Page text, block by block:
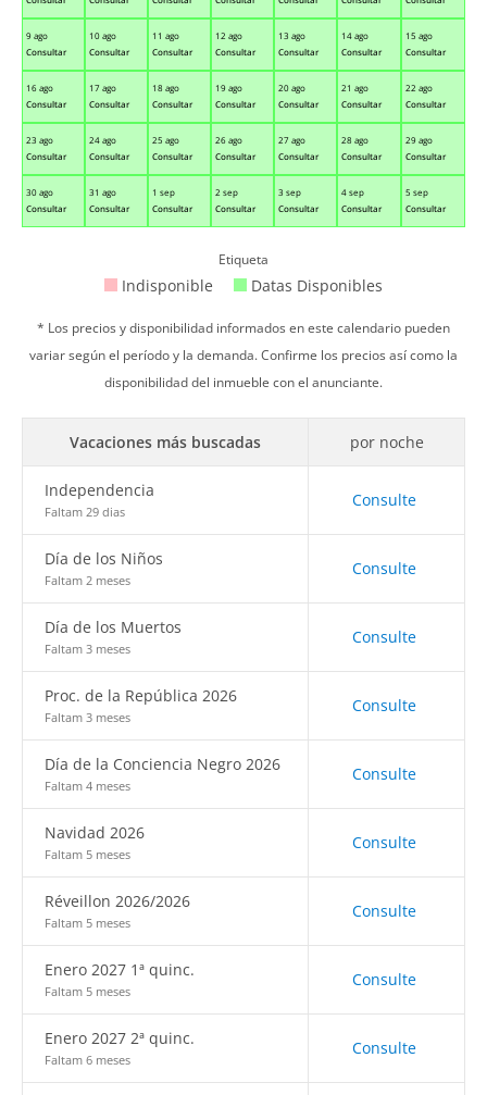
9 ago
Consultar
10 ago
Consultar
11 ago
Consultar
12 ago
Consultar
13 ago
Consultar
14 ago
Consultar
15 ago
Consultar
16 ago
Consultar
17 ago
Consultar
18 ago
Consultar
19 ago
Consultar
20 ago
Consultar
21 ago
Consultar
22 ago
Consultar
23 ago
Consultar
24 ago
Consultar
25 ago
Consultar
26 ago
Consultar
27 ago
Consultar
28 ago
Consultar
29 ago
Consultar
30 ago
Consultar
31 ago
Consultar
1 sep
Consultar
2 sep
Consultar
3 sep
Consultar
4 sep
Consultar
5 sep
Consultar
Etiqueta
Indisponible Datas Disponibles
* Los precios y disponibilidad informados en este calendario pueden
variar según el período y la demanda. Confirme los precios así como la
disponibilidad del inmueble con el anunciante.
Vacaciones más buscadas por noche
Independencia
Faltam 29 dias
Consulte
Día de los Niños
Faltam 2 meses
Consulte
Día de los Muertos
Faltam 3 meses
Consulte
Proc. de la República 2026
Faltam 3 meses
Consulte
Día de la Conciencia Negro 2026
Faltam 4 meses
Consulte
Navidad 2026
Faltam 5 meses
Consulte
Réveillon 2026/2026
Faltam 5 meses
Consulte
Enero 2027 1ª quinc.
Faltam 5 meses
Consulte
Enero 2027 2ª quinc.
Faltam 6 meses
Consulte